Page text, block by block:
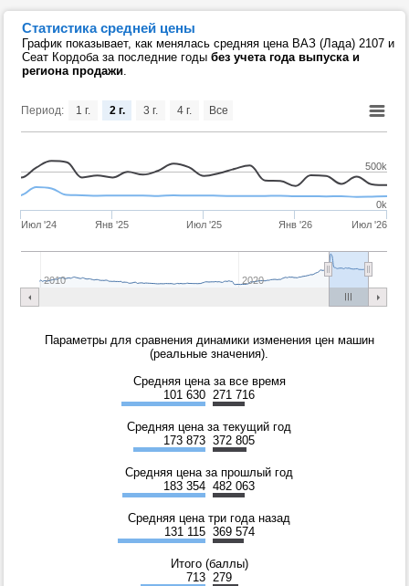
Статистика средней цены
График показывает, как менялась средняя цена ВАЗ (Лада) 2107 и
Сеат Кордоба за последние годы без учета года выпуска и
региона продажи.
Период:
Июл '24 Янв '25 Июл '25 Янв '26 Июл '26
2010 2020
0k
500k
1 г. 2 г. 3 г. 4 г. Все
Параметры для сравнения динамики изменения цен машин
(реальные значения).
Средняя цена за все время
101 630 271 716
Средняя цена за текущий год
173 873 372 805
Средняя цена за прошлый год
183 354 482 063
Средняя цена три года назад
131 115 369 574
Итого (баллы)
713 279